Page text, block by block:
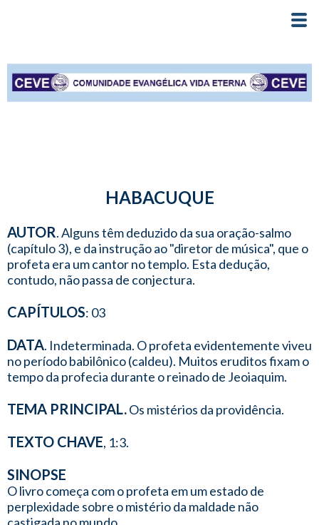
HABACUQUE
AUTOR. Alguns têm deduzido da sua oração-salmo
(capítulo 3), e da instrução ao "diretor de música", que o
profeta era um cantor no templo. Esta dedução,
contudo, não passa de conjectura.
CAPÍTULOS: 03
DATA. Indeterminada. O profeta evidentemente viveu
no período babilônico (caldeu). Muitos eruditos fixam o
tempo da profecia durante o reinado de Jeoiaquim.
TEMA PRINCIPAL.Os mistérios da providência.
TEXTO CHAVE, 1:3.
SINOPSE
O livro começa com o profeta em um estado de
perplexidade sobre o mistério da maldade não